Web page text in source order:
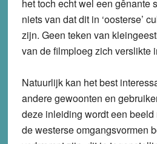
het toch echt wel een gênante
niets van dat dit in ‘oosterse’
zijn. Geen teken van
van de filmploeg zich verslikte
Natuurlijk kan het best
andere gewoonten en
deze inleiding wordt een
de westerse omgangsvormen